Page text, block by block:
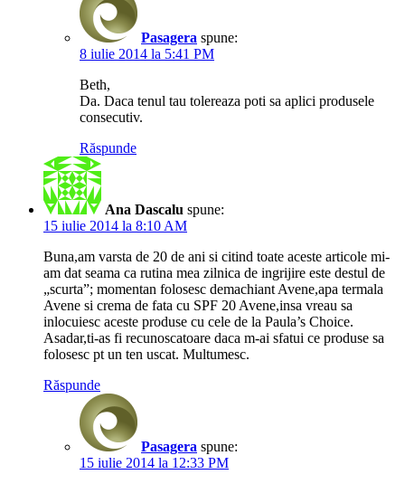
Pasagera spune:
8 iulie 2014 la 5:41 PM
Beth,
Da. Daca tenul tau tolereaza poti sa aplici produsele
consecutiv.
Răspunde
Ana Dascalu spune:
15 iulie 2014 la 8:10 AM
Buna,am varsta de 20 de ani si citind toate aceste articole mi-
am dat seama ca rutina mea zilnica de ingrijire este destul de
„scurta”; momentan folosesc demachiant Avene,apa termala
Avene si crema de fata cu SPF 20 Avene,insa vreau sa
inlocuiesc aceste produse cu cele de la Paula’s Choice.
Asadar,ti-as fi recunoscatoare daca m-ai sfatui ce produse sa
folosesc pt un ten uscat. Multumesc.
Răspunde
Pasagera spune:
15 iulie 2014 la 12:33 PM